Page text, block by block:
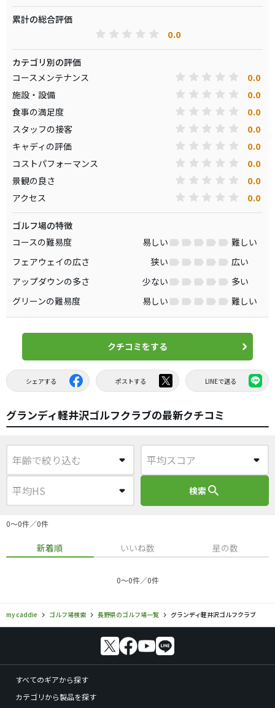
累計の総合評価
0.0
カテゴリ別の評価
コースメンテナンス
0.0
施設・設備 0.0
食事の満足度 0.0
スタッフの接客 0.0
キャディの評価 0.0
コストパフォーマンス 0.0
景観の良さ 0.0
アクセス 0.0
ゴルフ場の特徴
コースの難易度
易しい
難しい
フェアウェイの広さ
狭い
広い
アップダウンの多さ
少ない
多い
グリーンの難易度
易しい 難しい
クチコミをする
シェアする ポストする LINEで送る
グランディ軽井沢ゴルフクラブの最新クチコミ
検索search
0〜0件／0件
新着順 いいね数 星の数
0〜0件／0件
my caddie ゴルフ場検索 長野県のゴルフ場一覧 グランディ軽井沢ゴルフクラブ
すべてのギアから探す
カテゴリから製品を探す